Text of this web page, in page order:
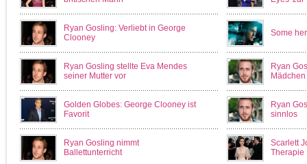
Ryan Gosling: Verliebt in George
Clooney
Some
Ryan Gosling stellte Eva Mendes
seiner Mutter vor
Ryan
Mädchen
Golden Globes: George Clooney ist
Favorit
Ryan
sinnlos
Ryan Gosling nimmt
Ballettunterricht
Scarlett
Therapie